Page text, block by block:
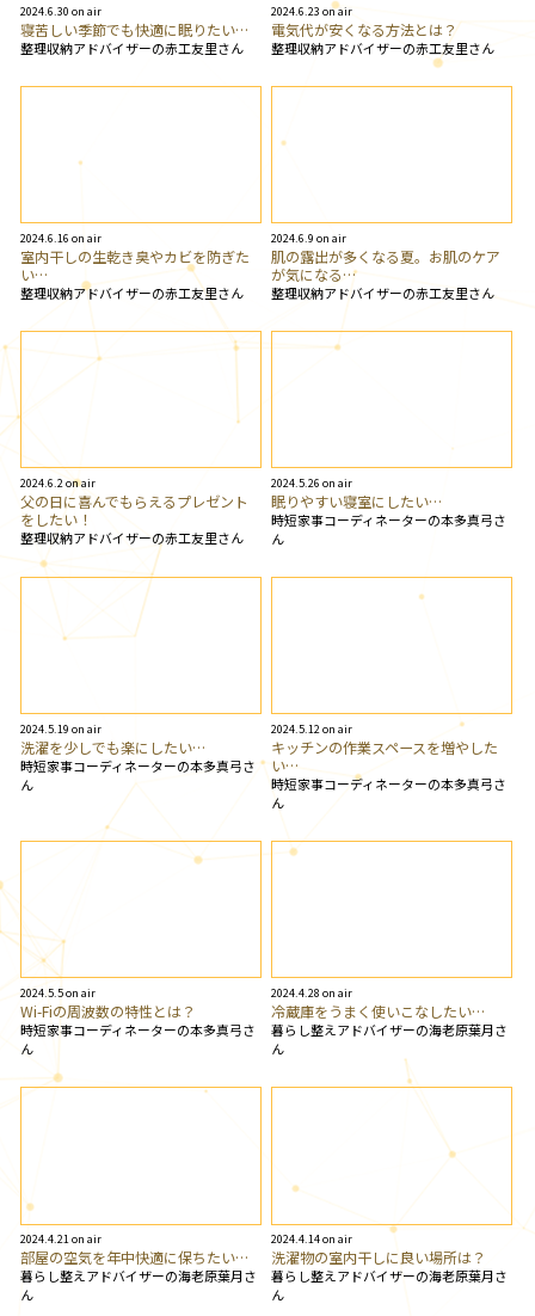
2024.6.30 on air
寝苦しい季節でも快適に眠りたい…
整理収納アドバイザーの赤工友里さん
2024.6.23 on air
電気代が安くなる方法とは？
整理収納アドバイザーの赤工友里さん
2024.6.16 on air
室内干しの生乾き臭やカビを防ぎた
い…
整理収納アドバイザーの赤工友里さん
2024.6.9 on air
肌の露出が多くなる夏。お肌のケア
が気になる…
整理収納アドバイザーの赤工友里さん
2024.6.2 on air
父の日に喜んでもらえるプレゼント
をしたい！
整理収納アドバイザーの赤工友里さん
2024.5.26 on air
眠りやすい寝室にしたい…
時短家事コーディネーターの本多真弓さ
ん
2024.5.19 on air
洗濯を少しでも楽にしたい…
時短家事コーディネーターの本多真弓さ
ん
2024.5.12 on air
キッチンの作業スペースを増やした
い…
時短家事コーディネーターの本多真弓さ
ん
2024.5.5 on air
Wi-Fiの周波数の特性とは？
時短家事コーディネーターの本多真弓さ
ん
2024.4.28 on air
冷蔵庫をうまく使いこなしたい…
暮らし整えアドバイザーの海老原葉月さ
ん
2024.4.21 on air
部屋の空気を年中快適に保ちたい…
暮らし整えアドバイザーの海老原葉月さ
ん
2024.4.14 on air
洗濯物の室内干しに良い場所は？
暮らし整えアドバイザーの海老原葉月さ
ん